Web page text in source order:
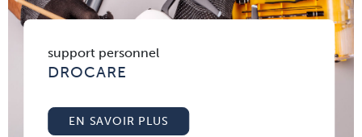
support personnel
DROCARE
EN SAVOIR PLUS